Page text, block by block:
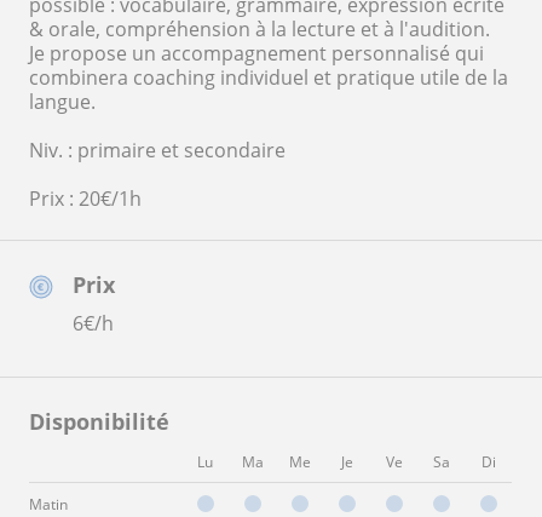
Prix
6€/h
Disponibilité
Lu Ma Me Je Ve Sa Di
Matin
& orale, compréhension à la lecture et à l'audition.
Je propose un accompagnement personnalisé qui
combinera coaching individuel et pratique utile de la
langue.
Niv. : primaire et secondaire
Prix : 20€/1h